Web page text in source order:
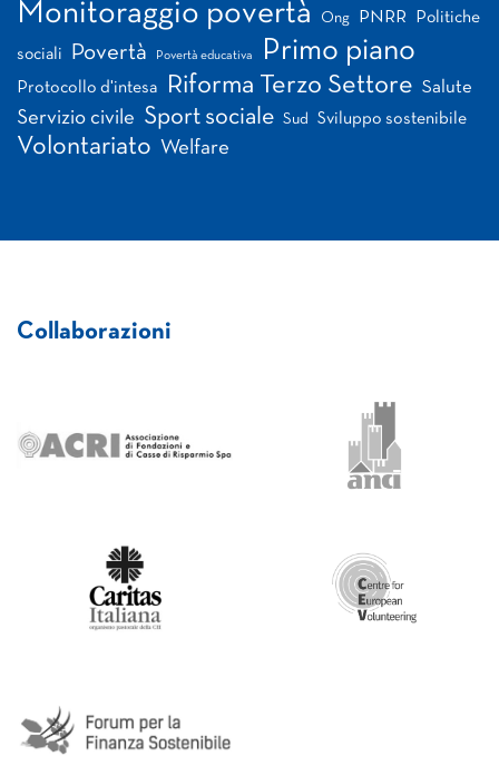
Monitoraggio povertà Ong PNRR Politiche
sociali Povertà Povertà educativa Primo piano
Protocollo d'intesa Riforma Terzo Settore Salute
Servizio civile Sport sociale Sud Sviluppo sostenibile
Volontariato Welfare
Collaborazioni